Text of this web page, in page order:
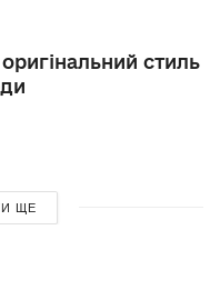
стиль
ЩЕ